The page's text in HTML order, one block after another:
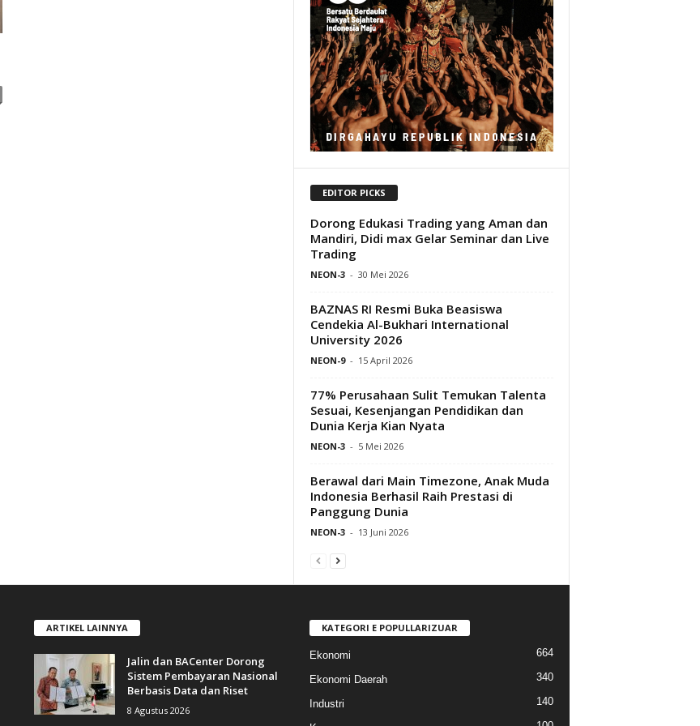
EDITOR PICKS
Dorong Edukasi Trading yang Aman dan
Mandiri, Didi max Gelar Seminar dan Live
Trading
NEON-3 - 30 Mei 2026
BAZNAS RI Resmi Buka Beasiswa
Cendekia Al-Bukhari International
University 2026
NEON-9 - 15 April 2026
77% Perusahaan Sulit Temukan Talenta
Sesuai, Kesenjangan Pendidikan dan
Dunia Kerja Kian Nyata
NEON-3 - 5 Mei 2026
Berawal dari Main Timezone, Anak Muda
Indonesia Berhasil Raih Prestasi di
Panggung Dunia
NEON-3 - 13 Juni 2026
ARTIKEL LAINNYA
Jalin dan BACenter Dorong
Sistem Pembayaran Nasional
Berbasis Data dan Riset
8 Agustus 2026
KATEGORI E POPULLARIZUAR
Ekonomi 664
Ekonomi Daerah 340
Industri 140